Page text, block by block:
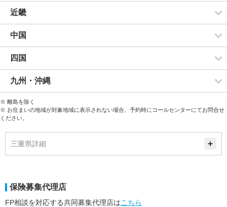
近畿
中国
四国
九州・沖縄
※ 離島を除く
※ お住まいの地域が対象地域に表示されない場合、予約時にコールセンターにてお問合せ
ください。
三重県詳細
保険募集代理店
FP相談を対応する共同募集代理店はこちら